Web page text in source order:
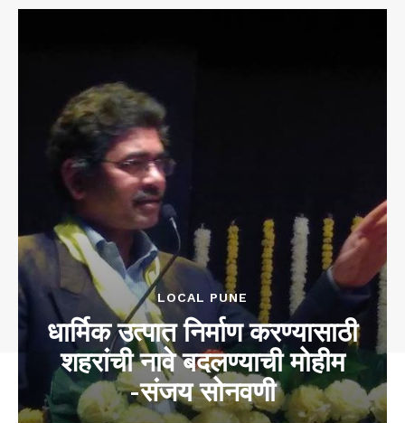
LOCAL PUNE
धार्मिक उत्पात निर्माण करण्यासाठी
शहरांची नावे बदलण्याची मोहीम
-संजय सोनवणी